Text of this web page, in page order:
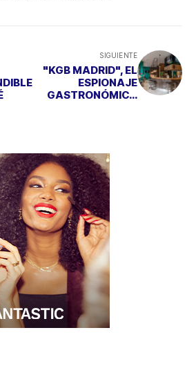
SIGUIENTE
"KGB MADRID", EL
ESPIONAJE
GASTRONÓMICO